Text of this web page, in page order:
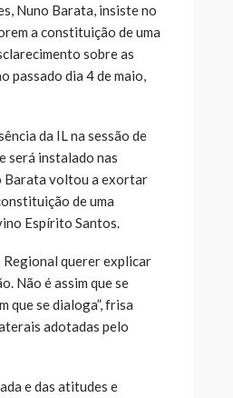
Nuno Barata, insiste no
a constituição de uma
sobre as
passado dia 4 de maio,
da IL na sessão de
será instalado nas
Barata voltou a exortar
de uma
Espírito Santos.
Regional querer explicar
Não é assim que se
que se dialoga”, frisa
adotadas pelo
e das atitudes e